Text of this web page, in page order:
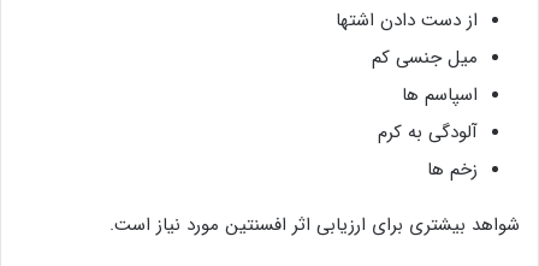
از دست دادن اشتها
میل جنسی کم
اسپاسم ها
آلودگی به کرم
زخم ها
شواهد بیشتری برای ارزیابی اثر افسنتین مورد نیاز است.